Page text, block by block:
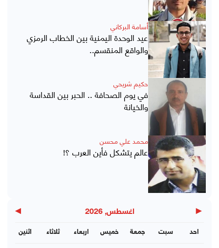
أسامة البركاني
عيد الوحدة اليمنية بين الخطاب الرمزي
والواقع المنقسم..
حكيم شريحي
في يوم الصحافة .. الحبر بين القداسة
والخيانة
محمد علي محسن
عالم يتشكل فأين العرب ؟!
◀ اغسطس, 2026 ▶
اثنين ثلاثاء اربعاء خميس جمعة سبت احد